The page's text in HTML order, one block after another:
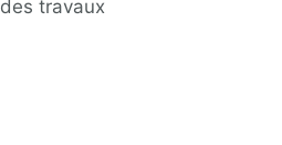
des travaux